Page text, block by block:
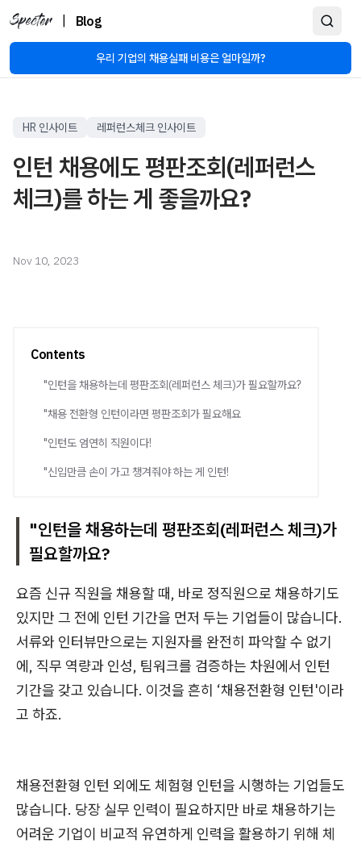
Blog
우리 기업의 채용실패 비용은 얼마일까?
HR 인사이트 레퍼런스체크 인사이트
인턴 채용에도 평판조회(레퍼런스
체크)를 하는 게 좋을까요?
Nov 10, 2023
Contents
"인턴을 채용하는데 평판조회(레퍼런스 체크)가 필요할까요?
"채용 전환형 인턴이라면 평판조회가 필요해요
"인턴도 엄연히 직원이다!
"신입만큼 손이 가고 챙겨줘야 하는 게 인턴!
"인턴을 채용하는데 평판조회(레퍼런스 체크)가
필요할까요?
요즘 신규 직원을 채용할 때, 바로 정직원으로 채용하기도
있지만 그 전에 인턴 기간을 먼저 두는 기업들이 많습니다.
서류와 인터뷰만으로는 지원자를 완전히 파악할 수 없기
에, 직무 역량과 인성, 팀워크를 검증하는 차원에서 인턴
기간을 갖고 있습니다. 이것을 흔히 ‘채용전환형 인턴'이라
고 하죠.
채용전환형 인턴 외에도 체험형 인턴을 시행하는 기업들도
많습니다. 당장 실무 인력이 필요하지만 바로 채용하기는
어려운 기업이 비교적 유연하게 인력을 활용하기 위해 체